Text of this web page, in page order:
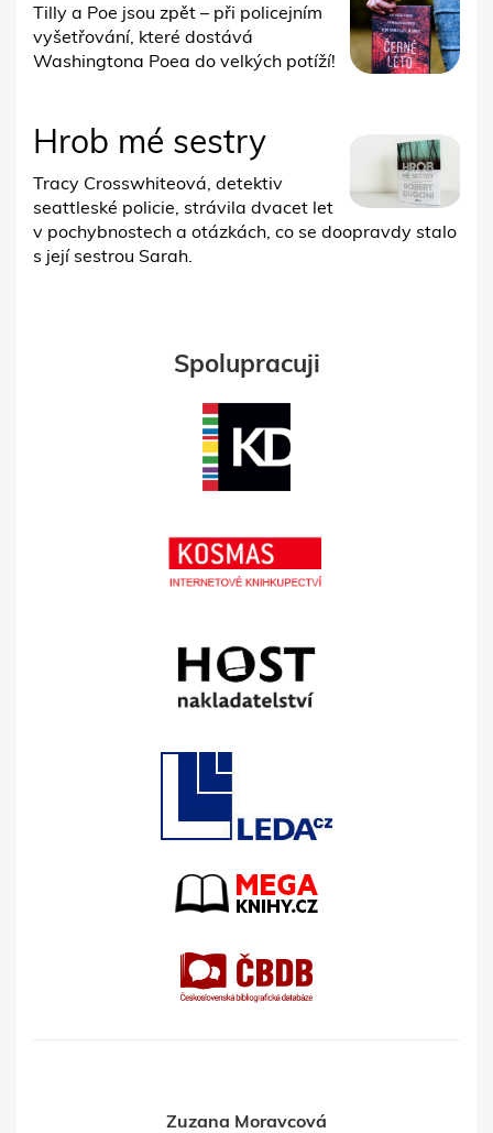
Tilly a Poe jsou zpět – při policejním
vyšetřování, které dostává
Washingtona Poea do velkých potíží!
Hrob mé sestry
Tracy Crosswhiteová, detektiv
seattleské policie, strávila dvacet let
v pochybnostech a otázkách, co se doopravdy stalo
s její sestrou Sarah.
Spolupracuji
Zuzana Moravcová